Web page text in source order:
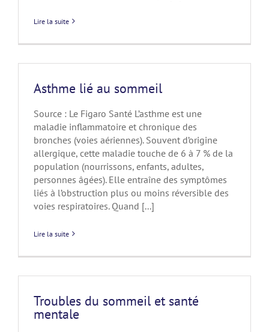
Lire la suite
Asthme lié au sommeil
Source : Le Figaro Santé L’asthme est une
maladie inflammatoire et chronique des
bronches (voies aériennes). Souvent d’origine
allergique, cette maladie touche de 6 à 7 % de la
population (nourrissons, enfants, adultes,
personnes âgées). Elle entraîne des symptômes
liés à l’obstruction plus ou moins réversible des
voies respiratoires. Quand [...]
Lire la suite
Troubles du sommeil et santé
mentale